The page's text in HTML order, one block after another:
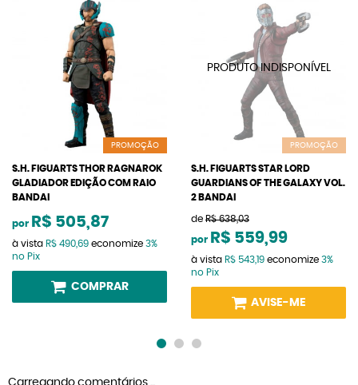
PROMOÇÃO
S.H. FIGUARTS THOR RAGNAROK
GLADIADOR EDIÇÃO COM RAIO
BANDAI
por R$ 505,87
à vista R$ 490,69 economize 3%
no Pix
COMPRAR
PROMOÇÃO
S.H. FIGUARTS STAR LORD
GUARDIANS OF THE GALAXY VOL.
2 BANDAI
de R$ 638,03
por R$ 559,99
à vista R$ 543,19 economize 3%
no Pix
AVISE-ME